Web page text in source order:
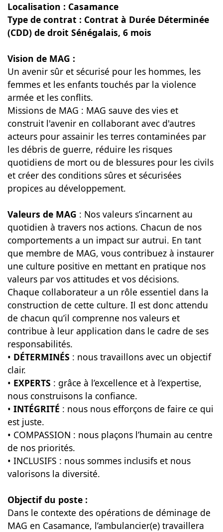
Localisation : Casamance
Type de contrat : Contrat à Durée Déterminée
(CDD) de droit Sénégalais, 6 mois
Vision de MAG :
Un avenir sûr et sécurisé pour les hommes, les
femmes et les enfants touchés par la violence
armée et les conflits.
Missions de MAG : MAG sauve des vies et
construit l'avenir en collaborant avec d'autres
acteurs pour assainir les terres contaminées par
les débris de guerre, réduire les risques
quotidiens de mort ou de blessures pour les civils
et créer des conditions sûres et sécurisées
propices au développement.
Valeurs de MAG : Nos valeurs s’incarnent au
quotidien à travers nos actions. Chacun de nos
comportements a un impact sur autrui. En tant
que membre de MAG, vous contribuez à instaurer
une culture positive en mettant en pratique nos
valeurs par vos attitudes et vos décisions.
Chaque collaborateur a un rôle essentiel dans la
construction de cette culture. Il est donc attendu
de chacun qu’il comprenne nos valeurs et
contribue à leur application dans le cadre de ses
responsabilités.
• DÉTERMINÉS : nous travaillons avec un objectif
clair.
• EXPERTS : grâce à l’excellence et à l’expertise,
nous construisons la confiance.
• INTÉGRITÉ : nous nous efforçons de faire ce qui
est juste.
• COMPASSION : nous plaçons l’humain au centre
de nos priorités.
• INCLUSIFS : nous sommes inclusifs et nous
valorisons la diversité.
Objectif du poste :
Dans le contexte des opérations de déminage de
MAG en Casamance, l’ambulancier(e) travaillera